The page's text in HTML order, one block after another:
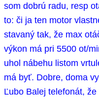
som dobrú radu, resp
to: či ja ten motor
stavaný tak, že max
výkon má pri 5500 ot/
uhol nábehu listom
má byť. Dobre, doma
Ľubo Balej telefonát,